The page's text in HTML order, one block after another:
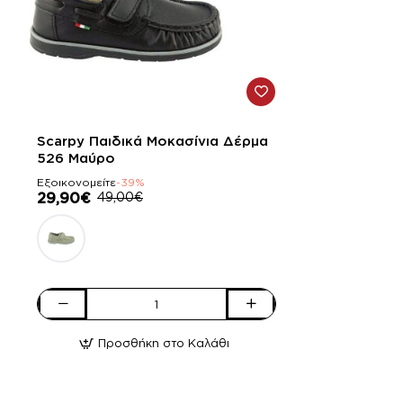
-39%
Scarpy Παιδικά Μοκασίνια Δέρμα
526 Μαύρο
Εξοικονομείτε-39%
29,90€ 49,00€
Scarpy
ΜοκασίνιαΠροσθήκη στο Καλάθι